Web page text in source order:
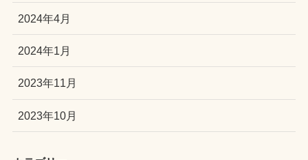
2024年4月
2024年1月
2023年11月
2023年10月